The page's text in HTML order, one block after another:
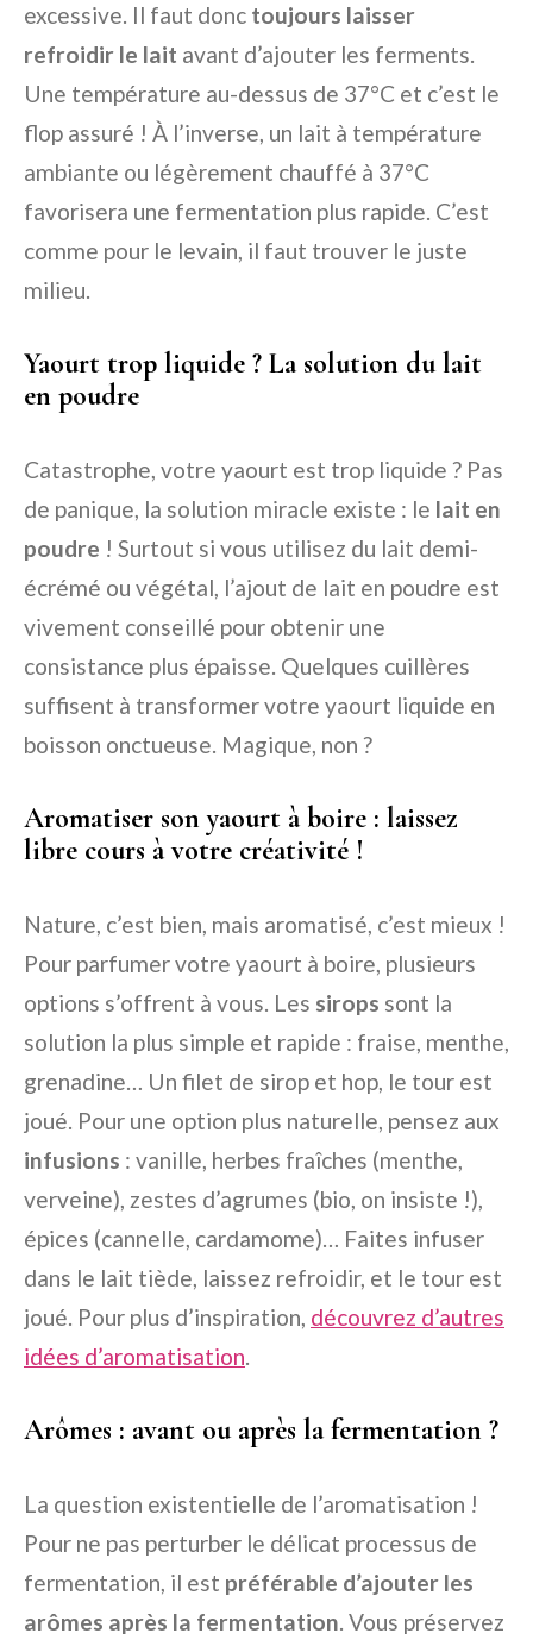
excessive. Il faut donc toujours laisser
refroidir le lait avant d’ajouter les ferments.
Une température au-dessus de 37°C et c’est le
flop assuré ! À l’inverse, un lait à température
ambiante ou légèrement chauffé à 37°C
favorisera une fermentation plus rapide. C’est
comme pour le levain, il faut trouver le juste
milieu.
Yaourt trop liquide ? La solution du lait
en poudre
Catastrophe, votre yaourt est trop liquide ? Pas
de panique, la solution miracle existe : le lait en
poudre ! Surtout si vous utilisez du lait demi-
écrémé ou végétal, l’ajout de lait en poudre est
vivement conseillé pour obtenir une
consistance plus épaisse. Quelques cuillères
suffisent à transformer votre yaourt liquide en
boisson onctueuse. Magique, non ?
Aromatiser son yaourt à boire : laissez
libre cours à votre créativité !
Nature, c’est bien, mais aromatisé, c’est mieux !
Pour parfumer votre yaourt à boire, plusieurs
options s’offrent à vous. Les sirops sont la
solution la plus simple et rapide : fraise, menthe,
grenadine… Un filet de sirop et hop, le tour est
joué. Pour une option plus naturelle, pensez aux
infusions : vanille, herbes fraîches (menthe,
verveine), zestes d’agrumes (bio, on insiste !),
épices (cannelle, cardamome)… Faites infuser
dans le lait tiède, laissez refroidir, et le tour est
joué. Pour plus d’inspiration, découvrez d’autres
idées d’aromatisation.
Arômes : avant ou après la fermentation ?
La question existentielle de l’aromatisation !
Pour ne pas perturber le délicat processus de
fermentation, il est préférable d’ajouter les
arômes après la fermentation. Vous préservez